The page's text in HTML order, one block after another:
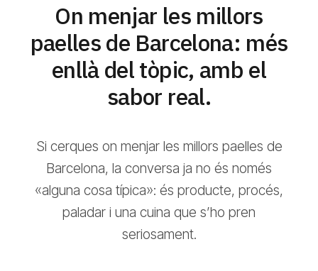
On menjar les millors
paelles de Barcelona: més
enllà del tòpic, amb el
sabor real.
Si cerques on menjar les millors paelles de
Barcelona, la conversa ja no és només
«alguna cosa típica»: és producte, procés,
paladar i una cuina que s’ho pren
seriosament.